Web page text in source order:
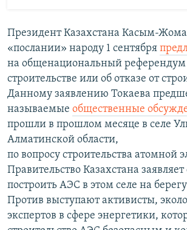
Президент Казахстана Касым-
«послании» народу 1 сентября
на общенациональный референдум
строительстве или об отказе от
Данному заявлению Токаева
называемые общественные
прошли в прошлом месяце в селе
Алматинской области,
по вопросу строительства атомной
Правительство Казахстана
построить АЭС в этом селе на
Против выступают активисты,
экспертов в сфере энергетики,